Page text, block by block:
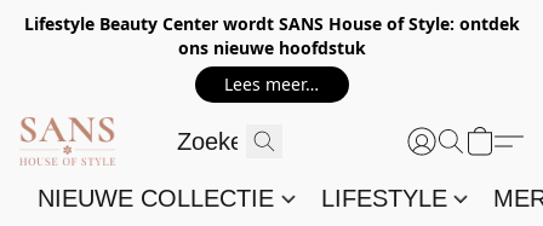
Lifestyle Beauty Center wordt SANS House of Style: ontdek
ons nieuwe hoofdstuk
Lees meer…
NIEUWE COLLECTIE LIFESTYLE